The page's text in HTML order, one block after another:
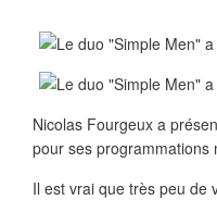
Nicolas Fourgeux a
pour ses programmations
Il est vrai que très peu de